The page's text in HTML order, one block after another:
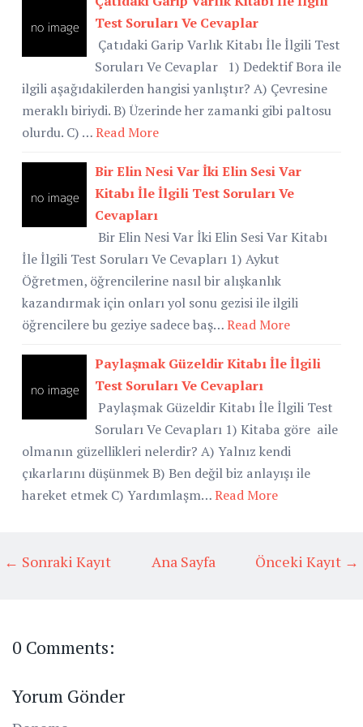
Test Soruları Ve Cevaplar
Çatıdaki Garip Varlık Kitabı İle İlgili Test
Soruları Ve Cevaplar 1) Dedektif Bora ile
ilgili aşağıdakilerden hangisi yanlıştır? A) Çevresine
meraklı biriydi. B) Üzerinde her zamanki gibi paltosu
olurdu. C) …Read More
Bir Elin Nesi Var İki Elin Sesi Var
Kitabı İle İlgili Test Soruları Ve
Cevapları
Bir Elin Nesi Var İki Elin Sesi Var Kitabı
İle İlgili Test Soruları Ve Cevapları 1) Aykut
Öğretmen, öğrencilerine nasıl bir alışkanlık
kazandırmak için onları yol sonu gezisi ile ilgili
öğrencilere bu geziye sadece baş…Read More
Paylaşmak Güzeldir Kitabı İle İlgili
Test Soruları Ve Cevapları
Paylaşmak Güzeldir Kitabı İle İlgili Test
Soruları Ve Cevapları 1) Kitaba göre aile
olmanın güzellikleri nelerdir? A) Yalnız kendi
çıkarlarını düşünmek B) Ben değil biz anlayışı ile
hareket etmek C) Yardımlaşm…Read More
← Sonraki Kayıt Önceki Kayıt →
Ana Sayfa
0 Comments:
Yorum Gönder